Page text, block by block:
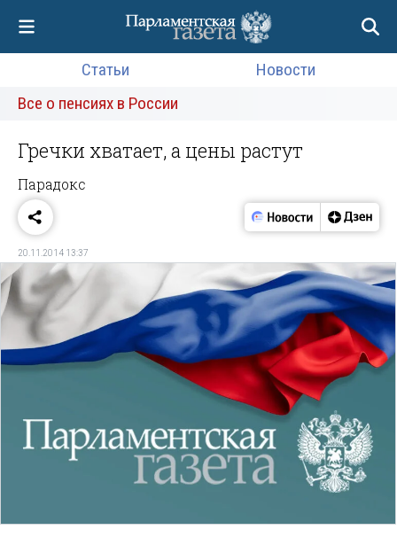
Статьи
Новости
Все о пенсиях в России
Гречки хватает, а цены растут
Парадокс
20.11.2014 13:37